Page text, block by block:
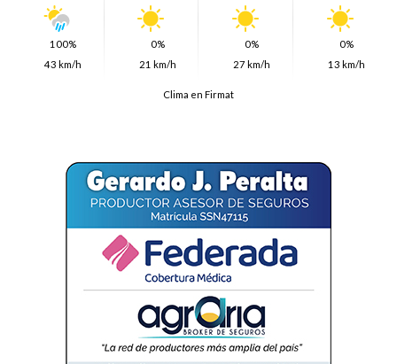
100%
43 km/h
0%
21 km/h
0%
27 km/h
0%
13 km/h
Clima en Firmat